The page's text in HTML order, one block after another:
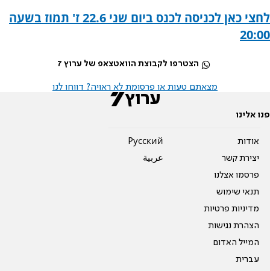
לחצי כאן לכניסה לכנס ביום שני 22.6 ז' תמוז בשעה
20:00
הצטרפו לקבוצת הוואטצאפ של ערוץ 7
מצאתם טעות או פרסומת לא ראויה? דווחו לנו
פנו אלינו
אודות
יצירת קשר
פרסמו אצלנו
תנאי שימוש
מדיניות פרטיות
הצהרת נגישות
המייל האדום
עברית
Pусский
عربية